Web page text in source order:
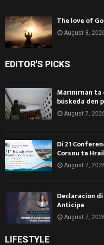
The love of
August 8,
EDITOR'S PICKS
Marinirnan
búskeda den
August 7,
Di 21
Corsou ta
August 7,
Declaracion
Anticipa
August 7,
LIFESTYLE